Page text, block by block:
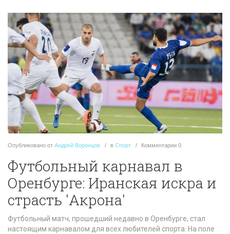
Опубликовано от Андрей Воронцов в Спорт Комментарии 0
Футбольный карнавал в
Оренбурге: Иранская искра и
страсть 'Акрона'
Футбольный матч, прошедший недавно в Оренбурге, стал
настоящим карнавалом для всех любителей спорта. На поле